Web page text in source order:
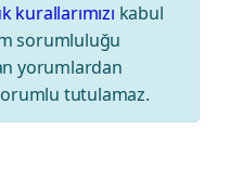
kurallarımızı kabul
sorumluluğu
yorumlardan
tutulamaz.